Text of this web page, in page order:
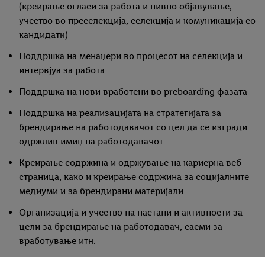
(креирање огласи за работа и нивно објавување,
учество во преселекција, селекција и комуникација со
кандидати)
Поддршка на менаџери во процесот на селекција и
интервјуа за работа
Поддршка на нови вработени во preboarding фазата
Поддршка на реализацијата на стратегијата за
брендирање на работодавачот со цел да се изгради
одржлив имиџ на работодавачот
Креирање содржина и одржување на кариерна веб-
страница, како и креирање содржина за социјалните
медиуми и за брендирани материјали
Организација и учество на настани и активности за
цели за брендирање на работодавач, саеми за
вработување итн.